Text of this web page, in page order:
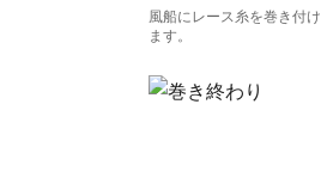
風船にレース糸を巻き付け
ます。